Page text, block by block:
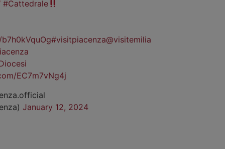
#Cattedrale
#visitpiacenza@visitemilia
EC7m7vNg4j
January 12, 2024